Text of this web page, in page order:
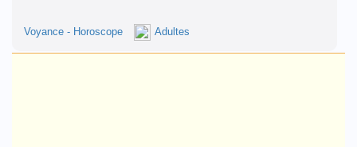
Voyance - Horoscope Adultes